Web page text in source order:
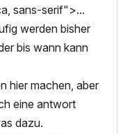
sans-serif">...
werden bisher
bis wann kann
hier machen, aber
eine antwort
dazu.